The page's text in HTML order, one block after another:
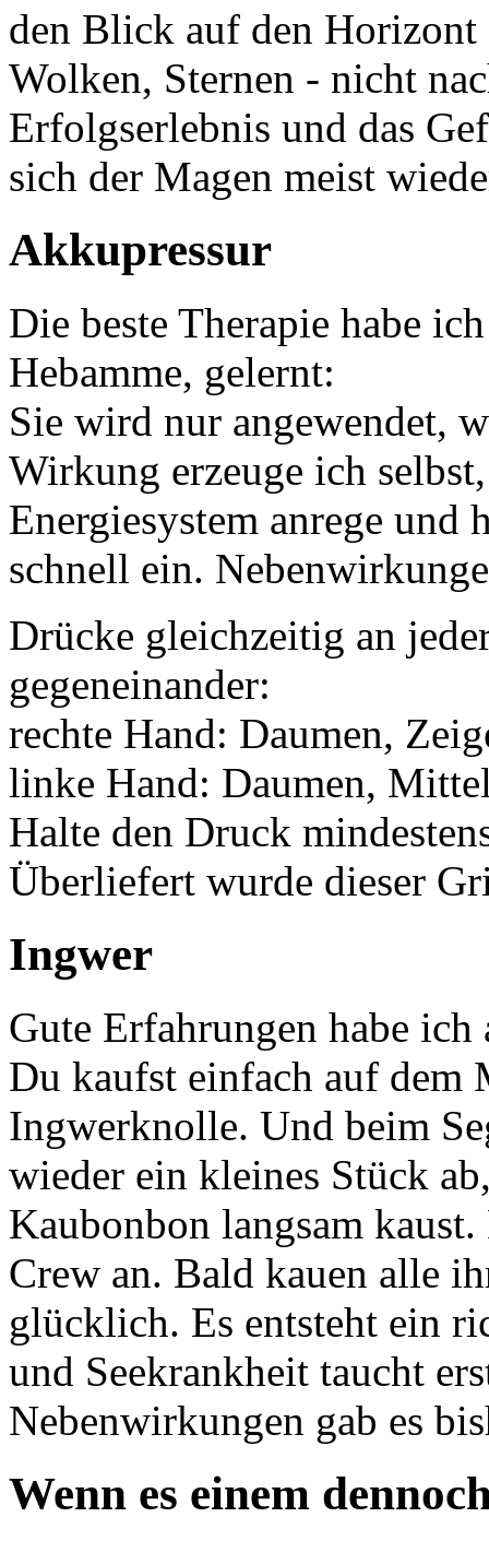
den Blick auf den Horizont
Wolken, Sternen - nicht
Erfolgserlebnis und das
sich der Magen meist
Akkupressur
Die beste Therapie habe
Hebamme, gelernt:
Sie wird nur angewendet,
Wirkung erzeuge ich
Energiesystem anrege
schnell ein.
Drücke gleichzeitig an
gegeneinander:
rechte Hand: Daumen,
linke Hand: Daumen,
Halte den Druck
Überliefert wurde dieser
Ingwer
Gute Erfahrungen habe
Du kaufst einfach auf dem
Ingwerknolle. Und beim
wieder ein kleines Stück
Kaubonbon langsam
Crew an. Bald kauen alle
glücklich. Es entsteht ein
und Seekrankheit taucht
Nebenwirkungen gab es
Wenn es einem